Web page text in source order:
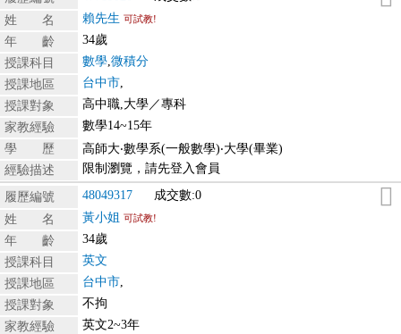
姓 名
賴先生 可試教!
年 齡
34歲
授課科目
數學 微積分
授課地區
台中市
授課對象
高中職,大學／專科
家教經驗
數學14~15年
學 歷
高師大‧數學系(一般數學)‧大學(畢業)
經驗描述
限制瀏覽，請先登入會員
履歷編號 48049317
成交數:0
姓 名
黃小姐 可試教!
年 齡
34歲
授課科目
英文
授課地區
台中市
授課對象
不拘
家教經驗
英文2~3年